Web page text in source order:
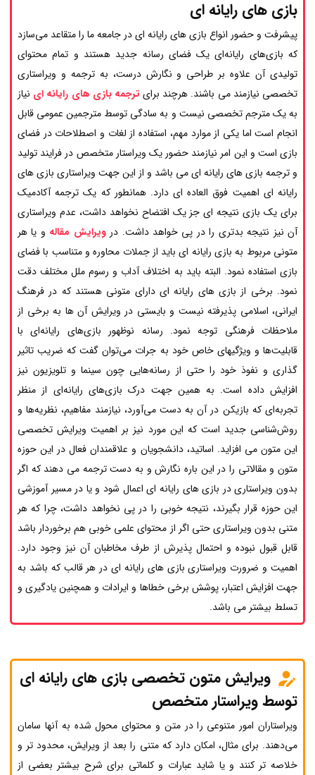
بازی های رایانه ای
پیشرفت و حضور انواع بازی های رایانه ای در جامعه ما را متقاعد می‌سازد
که بازی‌های رایانه‌ای یک فضای رسانه جدید هستند و تمام محتوای
تولیدی آن علاوه بر طراحی و نگارش درست، به ترجمه و ویراستاری
تخصصی نیازمند می باشند. هرچند برای ترجمه بازی های رایانه ای نیاز
به یک مترجم تخصصی نیست و به سادگی توسط مترجمین عمومی قابل
انجام است اما یکی از موارد مهم، استفاده از لغات و اصطلاحات در فضای
بازی است و این امر نیازمند حضور یک ویراستار متخصص در فرایند تولید
و ترجمه بازی های رایانه ای می باشد و از این جهت ویراستاری بازی های
رایانه ای اهمیت فوق العاده ای دارد. همانطور که یک ترجمه آکادمیک
برای یک بازی نتیجه ای جز یک افتضاح نخواهد داشت، عدم ویراستاری
آن نیز نتیجه بدتری را در پی خواهد داشت. درویرایش مقاله و یا هر
متونی مربوط به بازی رایانه ای باید از جملات محاوره و متناسب با فضای
بازی استفاده نمود. البته باید به اختلاف آداب و رسوم ملل مختلف دقت
نمود. برخی از بازی های رایانه ای دارای متونی هستند که در فرهنگ
ایرانی، اسلامی پذیرفته نیست و بایستی در ویرایش آن ها به برخی از
ملاحظات فرهنگی توجه نمود. رسانه نوظهور بازی‌های رایانه‌ای با
قابلیت‌ها و ویژگیهای خاص خود به جرات می‌توان گفت که ضریب تاثیر
گذاری و نفوذ خود را حتی از رسانه‌هایی چون سینما و تلویزیون نیز
افزایش داده است. به همین جهت درک بازی‌های رایانه‌ای از منظر
تجربه‌ای که بازیکن در آن به دست می‌آورد، نیازمند مفاهیم، نظریه‌ها و
روش‌شناسی جدید است که این مورد نیز بر اهمیت ویرایش تخصصی
این متون می افزاید. اساتید، دانشجویان و علاقمندان فعال در این حوزه
متون و مقالاتی را در این باره نگارش و به دست ترجمه می دهند که اگر
بدون ویراستاری در بازی های رایانه ای اعمال شود و یا در مسیر آموزشی
این حوزه قرار بگیرند، نتیجه خوبی را در پی نخواهد داشت، چرا که هر
متنی بدون ویراستاری حتی اگر از محتوای علمی خوبی هم برخوردار باشد
قابل قبول نبوده و احتمال پذیرش از طرف مخاطبان آن نیز وجود دارد.
اهمیت و ضرورت ویراستاری بازی های رایانه ای در هر قالب که باشد به
جهت افزایش اعتبار، پوشش برخی خطاها و ایرادات و همچنین یادگیری و
تسلط بیشتر می باشد.
ویرایش متون تخصصی بازی های رایانه ای
توسط ویراستار متخصص
ویراستاران امور متنوعی را در متن و محتوای محول شده به آنها سامان
می‌دهند. برای مثال، امکان دارد که متنی را بعد از ویرایش، محدود تر و
خلاصه ‌تر کنند و یا شاید عبارات و کلماتی برای شرح بیشتر بعضی از